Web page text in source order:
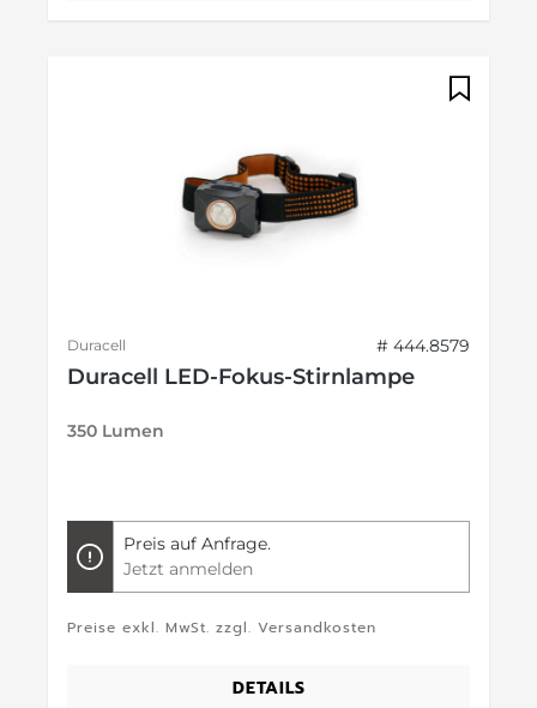
Duracell # 444.8579
Duracell LED-Fokus-Stirnlampe
350 Lumen
Preis auf Anfrage.
Jetzt anmelden
Preise exkl. MwSt. zzgl. Versandkosten
DETAILS